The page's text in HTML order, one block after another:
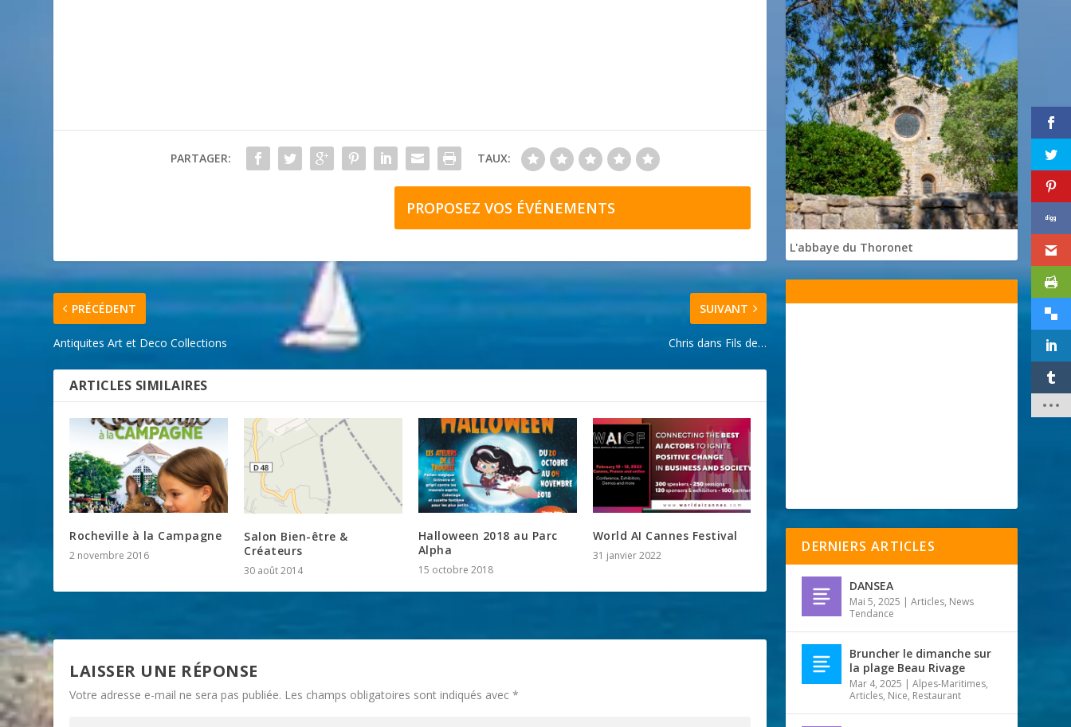
PARTAGER: TAUX:
PROPOSEZ VOS ÉVÉNEMENTS
PRÉCÉDENT
Antiquites Art et Deco Collections
SUIVANT
Chris dans Fils de…
ARTICLES SIMILAIRES
Rocheville à la Campagne
2 novembre 2016
Salon Bien-être &
Créateurs
30 août 2014
Halloween 2018 au Parc
Alpha
15 octobre 2018
World AI Cannes Festival
31 janvier 2022
LAISSER UNE RÉPONSE
Votre adresse e-mail ne sera pas publiée. Les champs obligatoires sont indiqués avec*
L'abbaye du Thoronet
DERNIERS ARTICLES
DANSEA
Mai 5, 2025 |Articles, News
Tendance
Bruncher le dimanche sur
la plage Beau Rivage
Mar 4, 2025 |Alpes-Maritimes,
Articles, Nice, Restaurant